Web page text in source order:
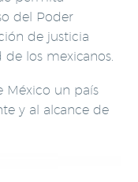
del Poder
de justicia
los mexicanos.
México un país
y al alcance de